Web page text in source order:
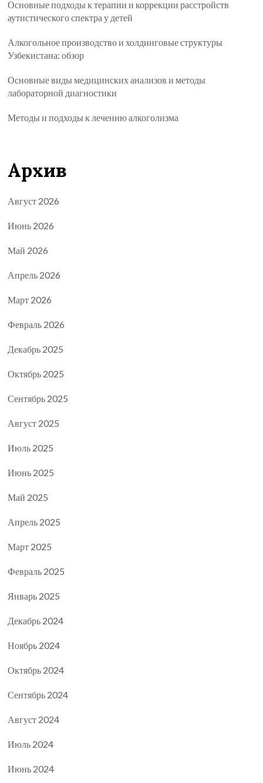
Основные подходы к терапии и коррекции расстройств
аутистического спектра у детей
Алкогольное производство и холдинговые структуры
Узбекистана: обзор
Основные виды медицинских анализов и методы
лабораторной диагностики
Методы и подходы к лечению алкоголизма
Архив
Август 2026
Июнь 2026
Май 2026
Апрель 2026
Март 2026
Февраль 2026
Декабрь 2025
Октябрь 2025
Сентябрь 2025
Август 2025
Июль 2025
Июнь 2025
Май 2025
Апрель 2025
Март 2025
Февраль 2025
Январь 2025
Декабрь 2024
Ноябрь 2024
Октябрь 2024
Сентябрь 2024
Август 2024
Июль 2024
Июнь 2024